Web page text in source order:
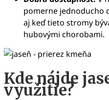
pomerne jednoducho
aj keď tieto stromy
hubovými chorobami.
Kde nájde
využitie?